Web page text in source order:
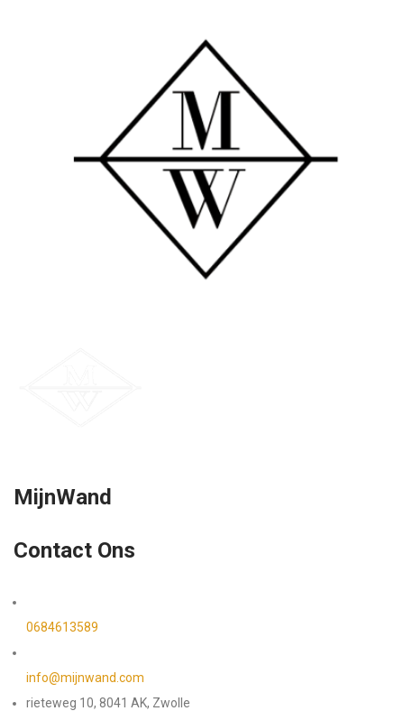
MijnWand
Contact Ons
0684613589
info@mijnwand.com
rieteweg 10, 8041 AK, Zwolle